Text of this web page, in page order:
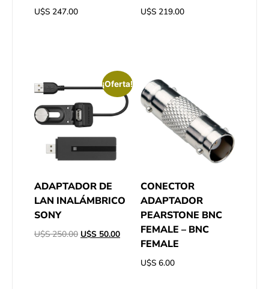
U$S 247.00 U$S 219.00
¡Oferta!
ADAPTADOR DE
LAN INALÁMBRICO
SONY
U$S250.00 U$S 50.00
CONECTOR
ADAPTADOR
PEARSTONE BNC
FEMALE – BNC
FEMALE
U$S 6.00